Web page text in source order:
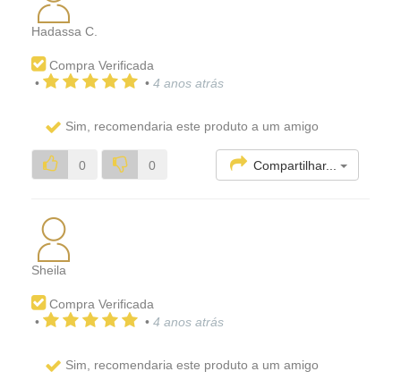
Hadassa C.
Compra Verificada
•
• 4 anos atrás
Sim, recomendaria este produto a um amigo
0 0 Compartilhar...
Sheila
Compra Verificada
•
• 4 anos atrás
Sim, recomendaria este produto a um amigo